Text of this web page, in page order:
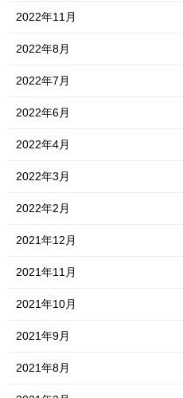
2022年11月
2022年8月
2022年7月
2022年6月
2022年4月
2022年3月
2022年2月
2021年12月
2021年11月
2021年10月
2021年9月
2021年8月